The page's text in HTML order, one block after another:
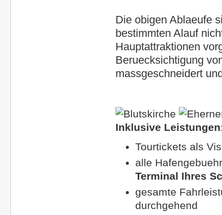
Die obigen Ablaeufe
bestimmten Alauf
Hauptattraktionen
Beruecksichtigung
massgeschneidert
Inklusive
Tourtickets als
alle
Terminal Ihres
gesamte
durchgehend